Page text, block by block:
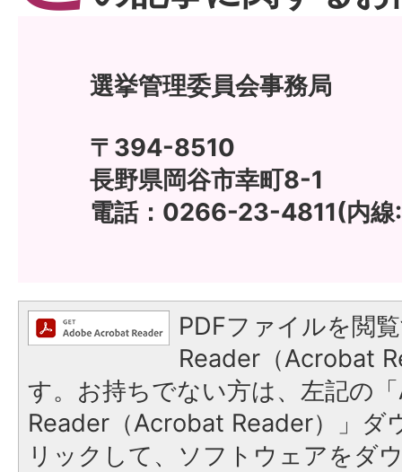
選挙管理委員会事務局
〒394-8510
長野県岡谷市幸町8-1
電話：0266-23-4811(内
PDFファイルを閲
Reader（Acrobat
す。お持ちでない方は、左記の
Reader（Acrobat Reader）」ダ
リックして、ソフトウェアをダ